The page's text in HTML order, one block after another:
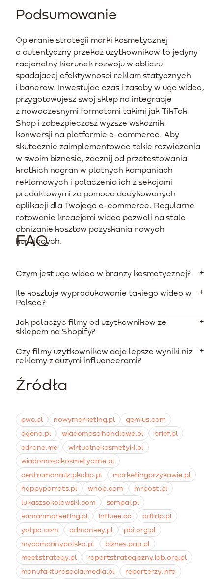
Podsumowanie
Opieranie strategii marki kosmetycznej
o autentyczny przekaz uzytkownikow to jedyny
racjonalny kierunek rozwoju w obliczu
spadajacej efektywnosci reklam statycznych
i banerow. Inwestujac czas i zasoby w ugc wideo,
przygotowujesz swoj sklep na integracje
z nowoczesnymi formatami takimi jak TikTok
Shop i zabezpieczasz wyzsze wskazniki
konwersji na platformie e-commerce. Aby
skutecznie zaimplementowac takie rozwiazania
w swoim biznesie, zacznij od przetestowania
krotkich nagran w platnych kampaniach
reklamowych i polaczenia ich z sekcjami
produktowymi za pomoca dedykowanych
aplikacji dla Twojego e-commerce. Regularne
rotowanie kreacjami wideo pozwoli na stale
obnizanie kosztow pozyskania nowych
kupujacych.
FAQ
Czym jest ugc wideo w branzy kosmetycznej?
To krotkie materialy filmowe nagrywane przez
dzialanie produktu w autentyczny, naturalny sposob.
W branzy beauty czesto przybieraja forme testow
(unboxing).
Ile kosztuje wyprodukowanie takiego wideo w
Polsce?
Na polskim rynku zlecenia u tworcow zaczynaja sie od
wymagajace wypowiedzi i pelnej prezentacji wizerunku
wyceniane sa srednio na 500 PLN za jedna sztuke.
Jak polaczyc filmy od uzytkownikow ze
sklepem na Shopify?
Platforma e-commerce umozliwia instalacje
Videowise czy PlayShorts. Te rozwiazania integruja
pionowe materialy filmowe na stronie produktu,
Czy filmy uzytkownikow daja lepsze wyniki niz
reklamy z duzymi influencerami?
Bardzo czesto tak. Tresci od uzytkownikow skupiaja sie
wspolpraca z duzym influencerem sluzy glownie
budowaniu swiadomosci marki i wymaga znacznie
wyzszych nakladow finansowych.
Źródła
pwc.pl nowymarketing.pl
gemius.com
ageno.pl
wiadomoscihandlowe.pl
brief.pl
edrone.me
wirtualnekosmetyki.pl
wiadomoscikosmetyczne.pl
centrumanaliz.pkobp.pl
marketingprzykawie.pl
happyparrots.pl
whop.com
mrpost.pl
lukaszsokolowski.com
sempai.pl
kamanmarketing.pl
influee.co
adtrip.pl
yotpo.com
admonkey.pl
pbi.org.pl
mycompanypolska.pl
biznes.pap.pl
meetstrategy.pl
raportstrategiczny.iab.org.pl
manufakturasocialmedia.pl
reporterzy.info